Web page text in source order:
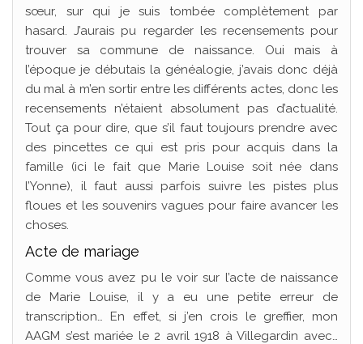
sœur, sur qui je suis tombée complètement par
hasard. J’aurais pu regarder les recensements pour
trouver sa commune de naissance. Oui mais à
l’époque je débutais la généalogie, j’avais donc déjà
du mal à m’en sortir entre les différents actes, donc les
recensements n’étaient absolument pas d’actualité.
Tout ça pour dire, que s’il faut toujours prendre avec
des pincettes ce qui est pris pour acquis dans la
famille (ici le fait que Marie Louise soit née dans
l’Yonne), il faut aussi parfois suivre les pistes plus
floues et les souvenirs vagues pour faire avancer les
choses.
Acte de mariage
Comme vous avez pu le voir sur l’acte de naissance
de Marie Louise, il y a eu une petite erreur de
transcription… En effet, si j’en crois le greffier, mon
AAGM s’est mariée le 2 avril 1918 à Villegardin avec…